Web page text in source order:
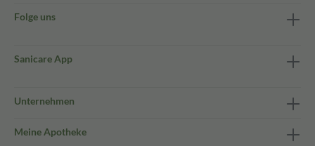
Folge uns
Sanicare App
Unternehmen
Meine Apotheke